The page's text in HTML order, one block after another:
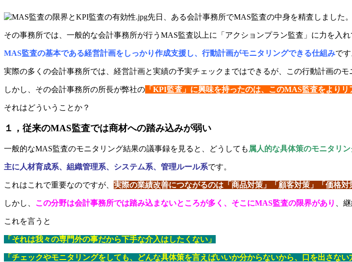
先日、ある会計事務所でMAS監査の中身を精査しました。
その事務所では、一般的な会計事務所が行うMAS監査以上に「アクションプラン監査」に力を入
MAS監査の基本である経営計画をしっかり作成支援し、行動計画がモニタリングできる仕組みです
実際の多くの会計事務所では、経営計画と実績の予実チェックまではできるが、この行動計画の
しかし、その会計事務所の所長が弊社の 「KPI監査」に興味を持ったのは、このMAS監査をより
それはどういうことか？
１，従来のMAS監査では商材への踏み込みが弱い
一般的なMAS監査のモニタリング結果の議事録を見ると、どうしても 属人的な具体策のモニタリ
主に人材育成系、組織管理系、システム系、管理ルール系です。
これはこれで重要なのですが、 実際の業績改善につながるのは「商品対策」「顧客対策」「価格
しかし、 この分野は会計事務所では踏み込まないところが多く、そこにMAS監査の限界があり 、
これを言うと
「それは我々の専門外の事だから下手な介入はしたくない」
「チェックやモニタリングをしても、どんな具体策を言えばいいか分からないから、口を出さない